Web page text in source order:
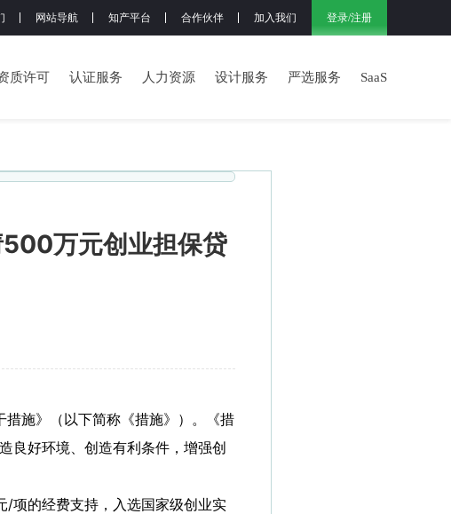
网站导航 知产平台 合作伙伴 加入我们 登录/注册
质许可 认证服务 人力资源 设计服务 严选服务 SaaS
万元创业担保贷
施》（以下简称《措施》）。《措
良好环境、创造有利条件，增强创
的经费支持，入选国家级创业实